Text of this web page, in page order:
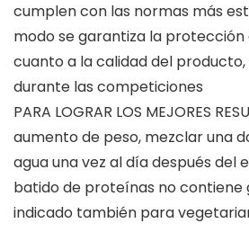
cumplen con las normas más
modo se garantiza la
cuanto a la calidad del
durante las competiciones
PARA LOGRAR LOS MEJORES
aumento de peso, mezclar una
agua una vez al día después del
batido de proteínas no contiene
indicado también para